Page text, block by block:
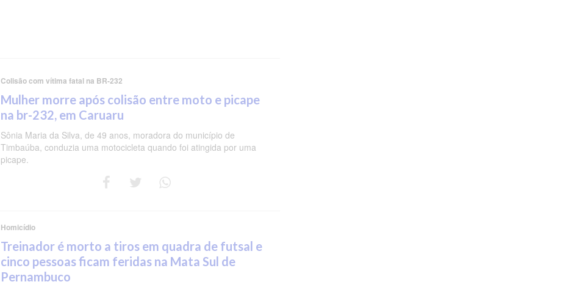
Colisão com vítima fatal na BR-232
Mulher morre após colisão entre moto e picape
na br-232, em Caruaru
Sônia Maria da Silva, de 49 anos, moradora do município de
Timbaúba, conduzia uma motocicleta quando foi atingida por uma
picape.
Homicídio
Treinador é morto a tiros em quadra de futsal e
cinco pessoas ficam feridas na Mata Sul de
Pernambuco